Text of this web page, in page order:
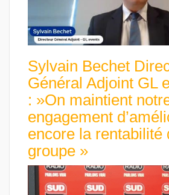
Sylvain Bechet
Général Adjoint GL
: »On maintient
engagement
encore la rentabilité
groupe »